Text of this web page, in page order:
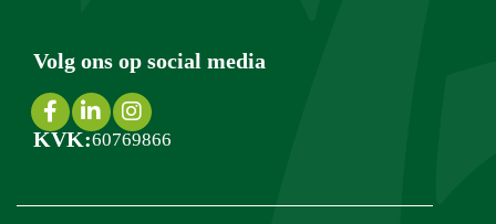
Volg ons op social media
KVK:60769866